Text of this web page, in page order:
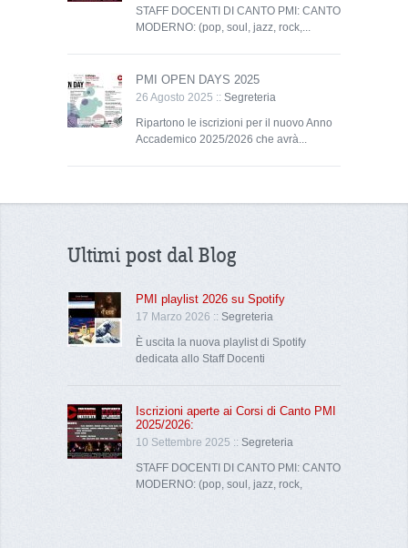
STAFF DOCENTI DI CANTO PMI: CANTO
MODERNO: (pop, soul, jazz, rock,...
PMI OPEN DAYS 2025
26 Agosto 2025 :: Segreteria
Ripartono le iscrizioni per il nuovo Anno
Accademico 2025/2026 che avrà...
Ultimi post dal Blog
PMI playlist 2026 su Spotify
17 Marzo 2026 :: Segreteria
È uscita la nuova playlist di Spotify
dedicata allo Staff Docenti
Iscrizioni aperte ai Corsi di Canto PMI
2025/2026:
10 Settembre 2025 :: Segreteria
STAFF DOCENTI DI CANTO PMI: CANTO
MODERNO: (pop, soul, jazz, rock,